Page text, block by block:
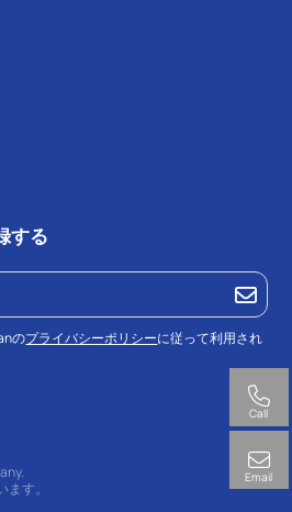
する
のプライバシーポリシーに従って利用され
す。
Call
Email